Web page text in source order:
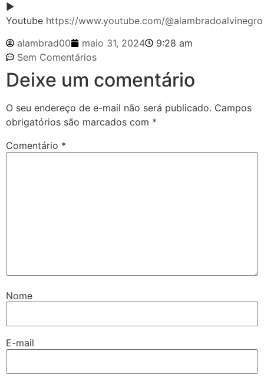
►
Youtube https://www.youtube.com/@alambradoalvinegro
alambrad00
maio 31, 2024
9:28 am
Sem Comentários
Deixe um comentário
O seu endereço de e-mail não será publicado. Campos
obrigatórios são marcados com *
Comentário *
Nome
E-mail